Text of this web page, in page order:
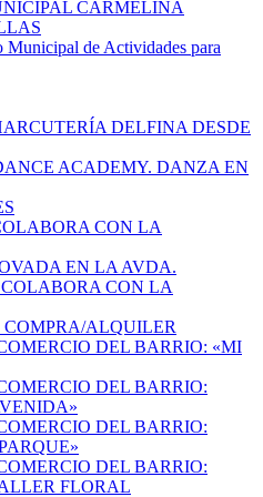
CARMELINA
de Actividades para
DELFINA DESDE
ACADEMY. DANZA EN
CON LA
EN LA AVDA.
CON LA
ALQUILER
DEL BARRIO: «MI
DEL BARRIO:
DEL BARRIO:
DEL BARRIO:
FLORAL